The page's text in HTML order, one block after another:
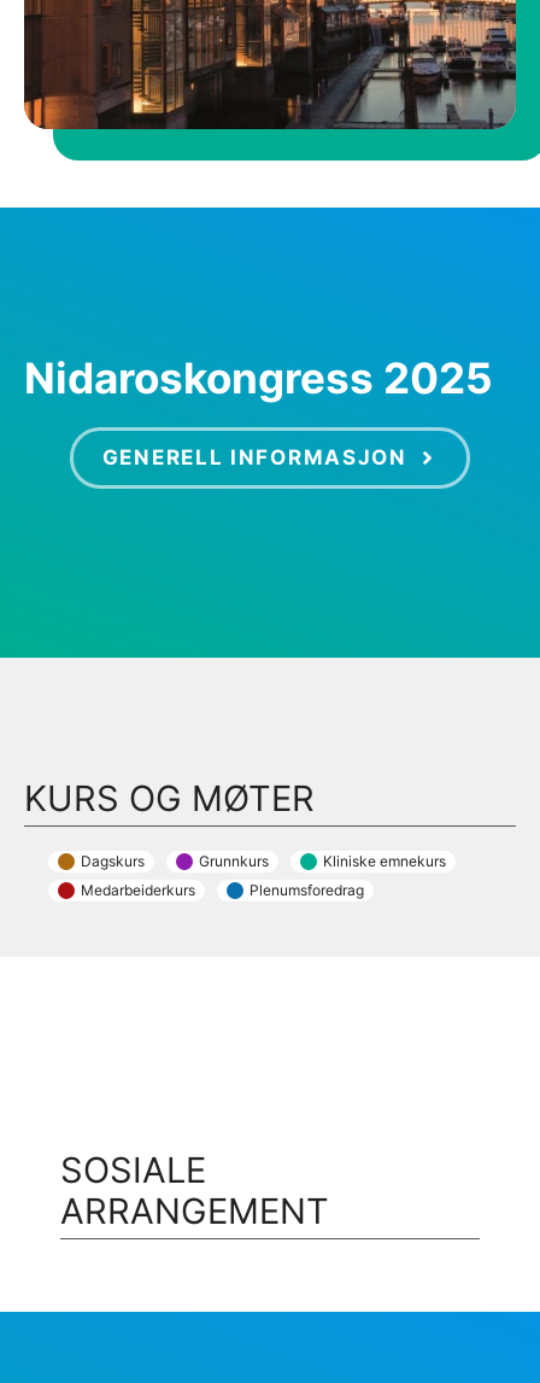
Nidaroskongress 2025
GENERELL INFORMASJON
KURS OG MØTER
Dagskurs Grunnkurs
Kliniske emnekurs
Medarbeiderkurs
Plenumsforedrag
SOSIALE
ARRANGEMENT